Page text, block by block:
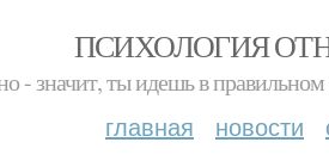
ПСИХОЛОГИЯ
- значит, ты идешь в
главная новости